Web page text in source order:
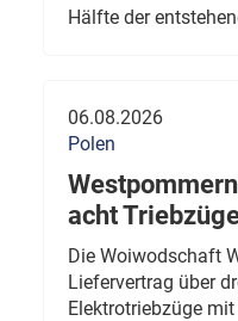
Hälfte der
06.08.2026
Polen
acht
Die Woiwodschaft
Liefervertrag über
Elektrotriebzüge